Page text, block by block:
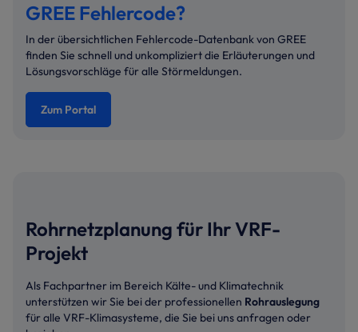
GREE Fehlercode?
In der übersichtlichen Fehlercode-Datenbank von GREE
finden Sie schnell und unkompliziert die Erläuterungen und
Lösungsvorschläge für alle Störmeldungen.
Zum Portal
Rohrnetzplanung für Ihr VRF-
Projekt
Als Fachpartner im Bereich Kälte- und Klimatechnik
unterstützen wir Sie bei der professionellen Rohrauslegung
für alle VRF-Klimasysteme, die Sie bei uns anfragen oder